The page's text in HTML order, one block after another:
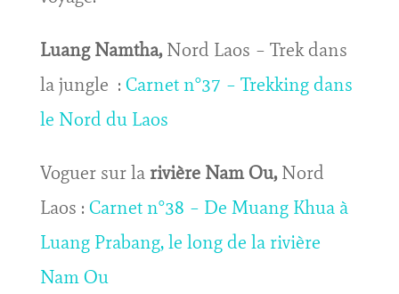
Luang Namtha,Nord Laos – Trek dans
la jungle : Carnet n°37 – Trekking dans
le Nord du Laos
Voguer sur larivière Nam Ou,Nord
Laos : Carnet n°38 – De Muang Khua à
Luang Prabang, le long de la rivière
Nam Ou